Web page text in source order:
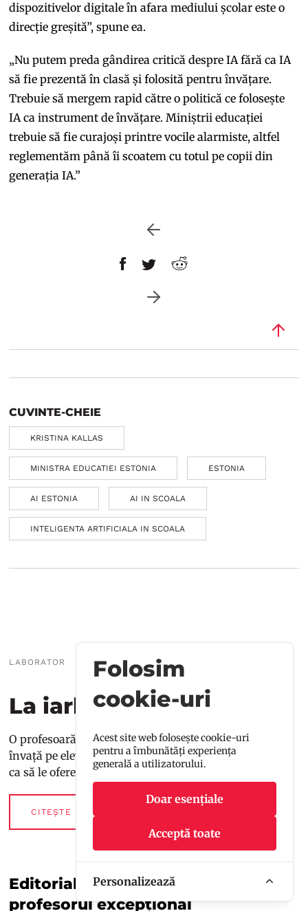
dispozitivelor digitale în afara mediului școlar este o
direcție greșită”, spune ea.
„Nu putem preda gândirea critică despre IA fără ca IA
să fie prezentă în clasă și folosită pentru învățare.
Trebuie să mergem rapid către o politică ce folosește
IA ca instrument de învățare. Miniștrii educației
trebuie să fie curajoși printre vocile alarmiste, altfel
reglementăm până îi scoatem cu totul pe copii din
generația IA.”
CUVINTE-CHEIE
KRISTINA KALLAS
MINISTRA EDUCATIEI ESTONIA ESTONIA
AI ESTONIA AI IN SCOALA
INTELIGENTA ARTIFICIALA IN SCOALA
LABORATOR
La iarba verde
O profesoară și un preot dintr-un sat din Brașov îi
învață pe elevi despre istorie, biologie sau constelații
ca să le ofere mai multe șanse pe viitor.
CITEȘTE MAI MULT
Editorial. Izbăvirea de cel rău sau
profesorul excepțional
Folosim
cookie-uri
Acest site web folosește cookie-uri
pentru a îmbunătăți experiența
generală a utilizatorului.
Doar esențiale
Acceptă toate
Personalizează